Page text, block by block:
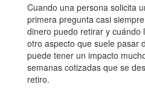
Cuando una persona solicita
primera pregunta casi
dinero puedo retirar y cuándo
otro aspecto que suele pasar
puede tener un impacto
semanas cotizadas que se
retiro.